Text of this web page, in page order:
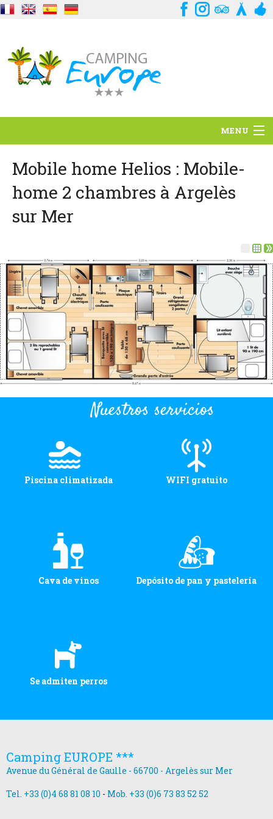
MENU
Situación
Ambiente
Servicios
Situación y acceso
Formulario de contacto
Documentación
Noticias
Casa móvil y tarifas
Habitación por noche y precios
Mobile home Helios : Mobile-
home 2 chambres à Argelès
sur Mer
Nuestros servicios
Piscina climatizada WIFI gratuito
Cava de vinos Depósito de pan y pastelería
Se admiten perros
Camping EUROPE ***
Avenue du Général de Gaulle - 66700 - Argelès sur Mer
Tel. +33 (0)4 68 81 08 10 - Mob. +33 (0)6 73 83 52 52